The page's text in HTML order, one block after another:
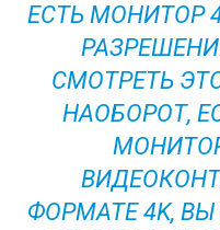
ЕСТЬ МОНИТОР
СМОТРЕТЬ
НАОБОРОТ,
ФОРМАТЕ 4K,